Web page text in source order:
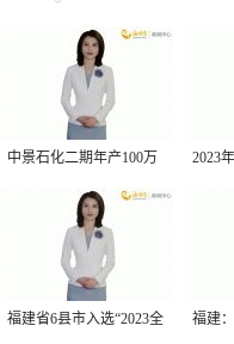
中景石化二期年产100万
吨丙烷脱氢项目建成中交
2023
节有
福建省6县市入选“2023全 福建